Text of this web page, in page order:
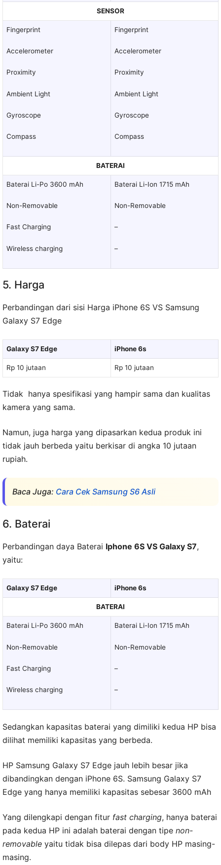
SENSOR
Fingerprint
Accelerometer
Proximity
Ambient Light
Gyroscope
Compass
Fingerprint
Accelerometer
Proximity
Ambient Light
Gyroscope
Compass
BATERAI
Baterai Li-Po 3600 mAh
Non-Removable
Fast Charging
Wireless charging
Baterai Li-Ion 1715 mAh
Non-Removable
–
–
5. Harga
Perbandingan dari sisi Harga iPhone 6S VS Samsung
Galaxy S7 Edge
Galaxy S7 Edge iPhone 6s
Rp 10 jutaan Rp 10 jutaan
Tidak hanya spesifikasi yang hampir sama dan kualitas
kamera yang sama.
Namun, juga harga yang dipasarkan kedua produk ini
tidak jauh berbeda yaitu berkisar di angka 10 jutaan
rupiah.
Baca Juga: Cara Cek Samsung S6 Asli
6. Baterai
Perbandingan daya Baterai Iphone 6S VS Galaxy S7,
yaitu:
Galaxy S7 Edge iPhone 6s
BATERAI
Baterai Li-Po 3600 mAh
Non-Removable
Fast Charging
Wireless charging
Baterai Li-Ion 1715 mAh
Non-Removable
–
–
Sedangkan kapasitas baterai yang dimiliki kedua HP bisa
dilihat memiliki kapasitas yang berbeda.
HP Samsung Galaxy S7 Edge jauh lebih besar jika
dibandingkan dengan iPhone 6S. Samsung Galaxy S7
Edge yang hanya memiliki kapasitas sebesar 3600 mAh
Yang dilengkapi dengan fitur fast charging, hanya baterai
pada kedua HP ini adalah baterai dengan tipe non-
removable yaitu tidak bisa dilepas dari body HP masing-
masing.